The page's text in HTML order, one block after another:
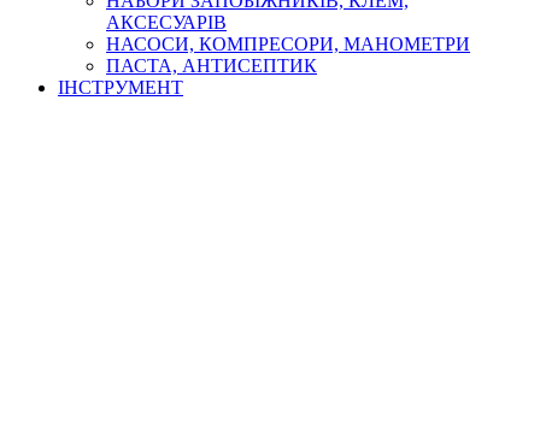
АКСЕСУАРІВ
НАСОСИ, КОМПРЕСОРИ, МАНОМЕТРИ
ПАСТА, АНТИСЕПТИК
ІНСТРУМЕНТ